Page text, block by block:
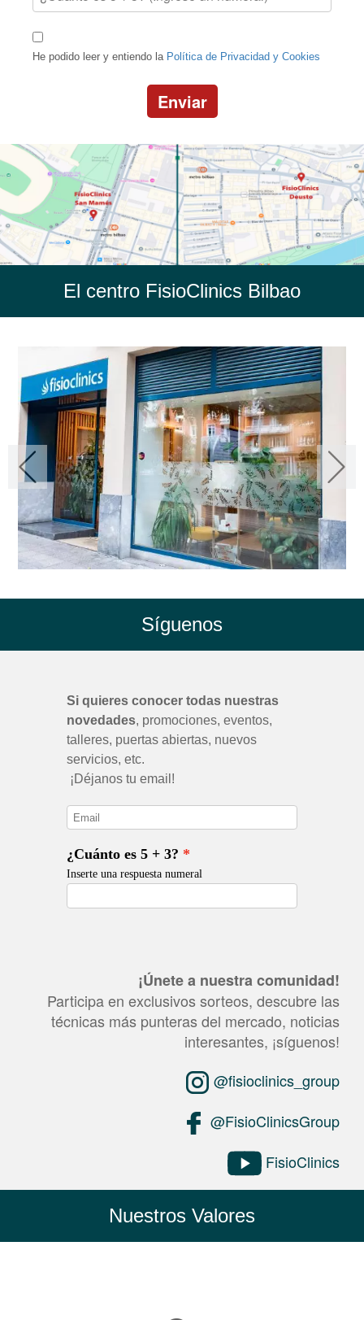
He podido leer y entiendo la Política de Privacidad y Cookies
Enviar
El centro FisioClinics Bilbao
Síguenos
¡Únete a nuestra comunidad!
Participa en exclusivos sorteos, descubre las
técnicas más punteras del mercado, noticias
interesantes, ¡síguenos!
@fisioclinics_group
@FisioClinicsGroup
FisioClinics
Nuestros Valores